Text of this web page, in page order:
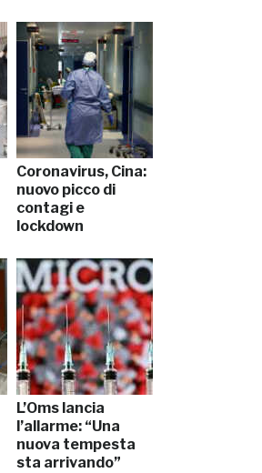
Coronavirus, Cina:
nuovo picco di
contagi e
lockdown
L’Oms lancia
l’allarme: “Una
nuova tempesta
sta arrivando”